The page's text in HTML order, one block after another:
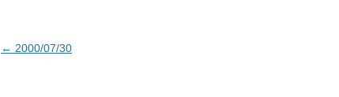
投
← 2000/07/30